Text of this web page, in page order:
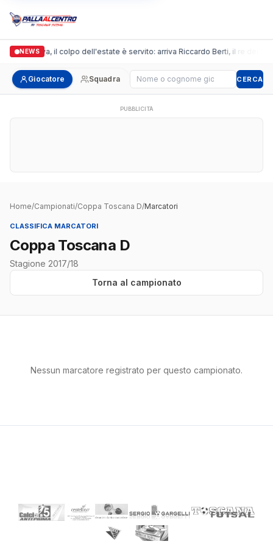
NEWS
Arpi Nova, il colpo dell'estate è servito: arriva Riccardo Berti, il re dei
Giocatore Squadra Cerca giocatore CERCA
PUBBLICITÀ
Home/Campionati/Coppa Toscana D/Marcatori
CLASSIFICA MARCATORI
Coppa Toscana D
Stagione 2017/18
Torna al campionato
Nessun marcatore registrato per questo campionato.